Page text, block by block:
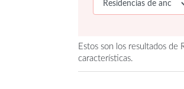
Estos son los resultados de
características.